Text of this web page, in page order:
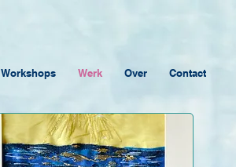
Workshops Werk Over Contact